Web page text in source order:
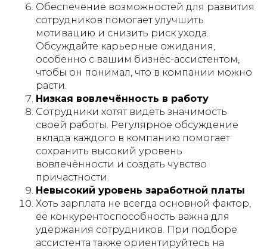
Обеспечение возможностей для развития
сотрудников помогает улучшить
мотивацию и снизить риск ухода.
Обсуждайте карьерные ожидания,
особенно с вашим бизнес-ассистентом,
чтобы он понимал, что в компании можно
расти.
Низкая вовлечённость в работу
Сотрудники хотят видеть значимость
своей работы. Регулярное обсуждение
вклада каждого в компанию помогает
сохранить высокий уровень
вовлечённости и создать чувство
причастности.
Невысокий уровень заработной платы
Хоть зарплата не всегда основной фактор,
её конкурентоспособность важна для
удержания сотрудников. При подборе
ассистента также ориентируйтесь на